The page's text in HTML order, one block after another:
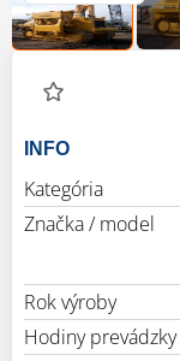
INFO
Kategória
Značka / model
Rok výroby
Hodiny prevádzky